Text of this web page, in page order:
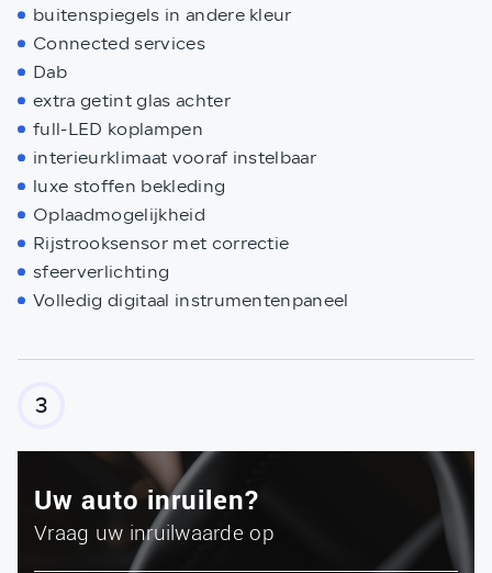
buitenspiegels in andere kleur
Connected services
Dab
extra getint glas achter
full-LED koplampen
interieurklimaat vooraf instelbaar
luxe stoffen bekleding
Oplaadmogelijkheid
Rijstrooksensor met correctie
sfeerverlichting
Volledig digitaal instrumentenpaneel
3
Uw auto inruilen?
Vraag uw inruilwaarde op